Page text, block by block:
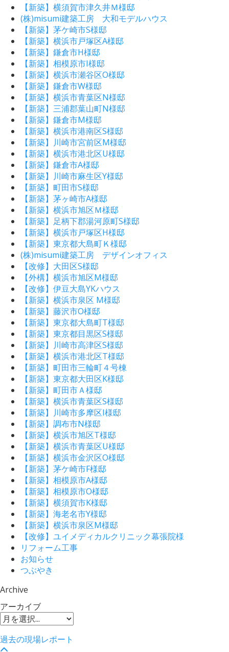
【新築】横須賀市津久井Ｍ様邸
(株)misumi建築工房 大和モデルハウス
【新築】茅ケ崎市S様邸
【新築】横浜市戸塚区A様邸
【新築】鎌倉市H様邸
【新築】相模原市I様邸
【新築】横浜市瀬谷区O様邸
【新築】鎌倉市W様邸
【新築】横浜市青葉区N様邸
【新築】三浦郡葉山町N様邸
【新築】鎌倉市M様邸
【新築】横浜市港南区S様邸
【新築】川崎市宮前区M様邸
【新築】横浜市港北区U様邸
【新築】鎌倉市A様邸
【新築】川崎市麻生区Y様邸
【新築】町田市S様邸
【新築】茅ヶ崎市A様邸
【新築】横浜市旭区Ｍ様邸
【新築】足柄下郡湯河原町S様邸
【新築】横浜市戸塚区H様邸
【新築】東京都大島町Ｋ様邸
(株)misumi建築工房 デザインオフィス
【改修】大田区S様邸
【外構】横浜市旭区M様邸
【改修】伊豆大島YKハウス
【新築】横浜市泉区 M様邸
【新築】藤沢市O様邸
【新築】東京都大島町T様邸
【新築】東京都目黒区S様邸
【新築】川崎市高津区S様邸
【新築】横浜市港北区T様邸
【新築】町田市三輪町４号棟
【新築】東京都大田区K様邸
【新築】町田市Ａ様邸
【新築】横浜市青葉区S様邸
【新築】川崎市多摩区I様邸
【新築】調布市N様邸
【新築】横浜市旭区T様邸
【新築】横浜市青葉区U様邸
【新築】横浜市金沢区O様邸
【新築】茅ケ崎市F様邸
【新築】相模原市A様邸
【新築】相模原市O様邸
【新築】横須賀市K様邸
【新築】海老名市Y様邸
【新築】横浜市泉区M様邸
【改修】ユイメディカルクリニック幕張院様
リフォーム工事
お知らせ
つぶやき
Archive
アーカイブ
過去の現場レポート